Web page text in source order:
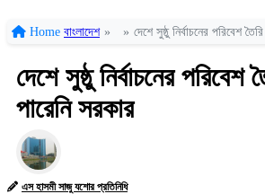
Home বাংলাদেশ » » দেশে সুষ্ঠু নির্বাচনের পরিবেশ
দেশে সুষ্ঠু নির্বাচনের পরিবেশ
পারেনি সরকার
এস হাসমী সাজু যশোর প্রতিনিধি